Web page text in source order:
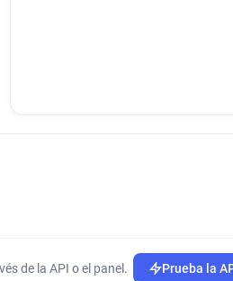
s*********@trivago.com
de la API o el panel. Prueba la